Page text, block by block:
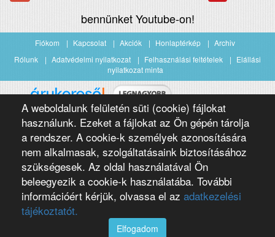
A weboldalunk felületén süti (cookie) fájlokat
használunk. Ezeket a fájlokat az Ön gépén tárolja
a rendszer. A cookie-k személyek azonosítására
nem alkalmasak, szolgáltatásaink biztosításához
szükségesek. Az oldal használatával Ön
beleegyezik a cookie-k használatába. További
információért kérjük, olvassa el az adatkezelési
tájékoztatót.
Elfogadom
bennünket Youtube-on!
Fiókom Kapcsolat Akciók Honlaptérkép
Archiv
Rólunk
Adatvédelmi nyilatkozat Felhasználási feltételek
Elállási
nyilatkozat minta
Copyright 2016 Négypólus Kft